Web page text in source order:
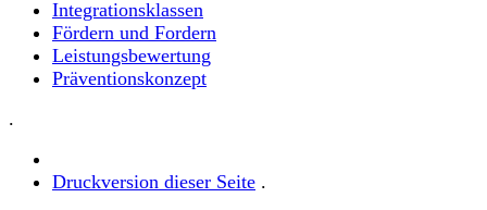
Integrationsklassen
Fördern und Fordern
Leistungsbewertung
Präventionskonzept
.
Druckversion dieser Seite .